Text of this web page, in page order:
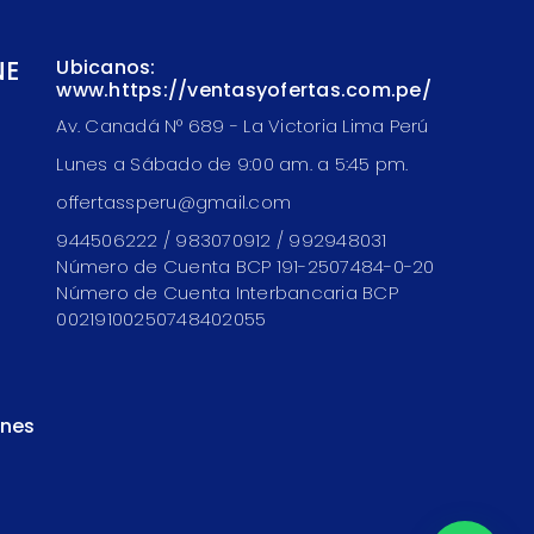
Ubicanos:
www.https://ventasyofertas.com.pe/
Av. Canadá N° 689 - La Victoria Lima Perú
Lunes a Sábado de 9:00 am. a 5:45 pm.
offertassperu@gmail.com
944506222 / 983070912 / 992948031
Número de Cuenta BCP 191-2507484-0-20
Número de Cuenta Interbancaria BCP
00219100250748402055